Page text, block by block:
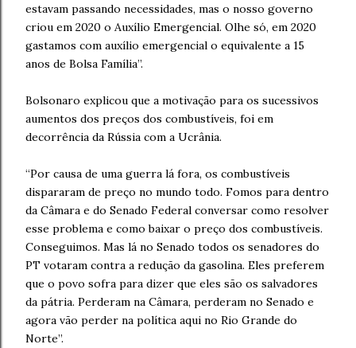
estavam passando necessidades, mas o nosso governo
criou em 2020 o Auxílio Emergencial. Olhe só, em 2020
gastamos com auxílio emergencial o equivalente a 15
anos de Bolsa Família”.
Bolsonaro explicou que a motivação para os sucessivos
aumentos dos preços dos combustíveis, foi em
decorrência da Rússia com a Ucrânia.
“Por causa de uma guerra lá fora, os combustíveis
dispararam de preço no mundo todo. Fomos para dentro
da Câmara e do Senado Federal conversar como resolver
esse problema e como baixar o preço dos combustíveis.
Conseguimos. Mas lá no Senado todos os senadores do
PT votaram contra a redução da gasolina. Eles preferem
que o povo sofra para dizer que eles são os salvadores
da pátria. Perderam na Câmara, perderam no Senado e
agora vão perder na política aqui no Rio Grande do
Norte”.